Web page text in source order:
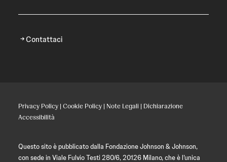
Contattaci
Privacy Policy | Cookie Policy | Note Legali | Dichiarazione
Accessibilità
Questo sito è pubblicato dalla Fondazione Johnson & Johnson,
con sede in Viale Fulvio Testi 280/6, 20126 Milano, che è l’unica